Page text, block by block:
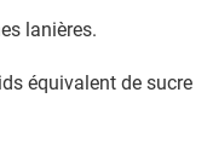
lanières.
équivalent de sucre